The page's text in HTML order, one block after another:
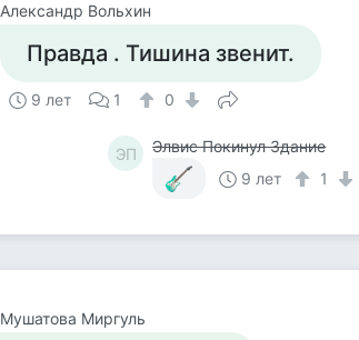
Александр Вольхин
Правда . Тишина звенит.
9 лет 1 0
ЭП
Элвис Покинул Здание
9 лет
1
Мушатова Миргуль